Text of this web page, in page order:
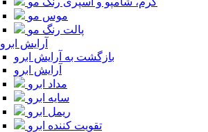
موس مو
پالت رنگ مو
آرایش ابرو
بازگشت به آرایش ابرو
آرایش ابرو
مداد ابرو
سایه ابرو
ریمل ابرو
تقویت کننده ابرو